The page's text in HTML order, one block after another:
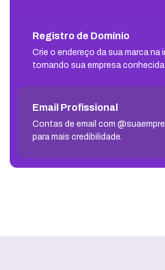
Registro de Domínio
Crie o endereço da sua marca na
tornando sua empresa conhecida.
Email Profissional
Contas de email com
para mais credibilidade.